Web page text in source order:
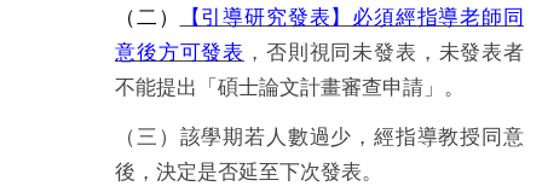
（二）
【引導研究發表】必須經指導老師同
意後方可發表 ，否則視同未發表，未發表者
不能提出「碩士論文計畫審查申請」。
（三）該學期若人數過少，經指導教授同意
後，決定是否延至下次發表。